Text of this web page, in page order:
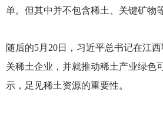
单。但其中并不包含稀土、关键矿物
随后的5月20日，习近平总书记在江
关稀土企业，并就推动稀土产业绿色
示，足见稀土资源的重要性。